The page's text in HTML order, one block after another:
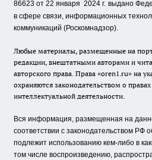
86623 от 22 января 2024 г. выдано
в сфере связи, информационных
коммуникаций (Роскомнадзор).
Любые материалы, размещенные на
редакции, внештатными авторами и
авторского права. Права «oren1.ru» на
охраняются законодательством о
интеллектуальной деятельности.
Вся информация, размещенная на
соответствии с законодательством РФ
подлежит использованию кем-либо в
том числе воспроизведению,